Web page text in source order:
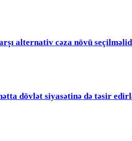
alternativ cəza növü
dövlət siyasətinə də təsir